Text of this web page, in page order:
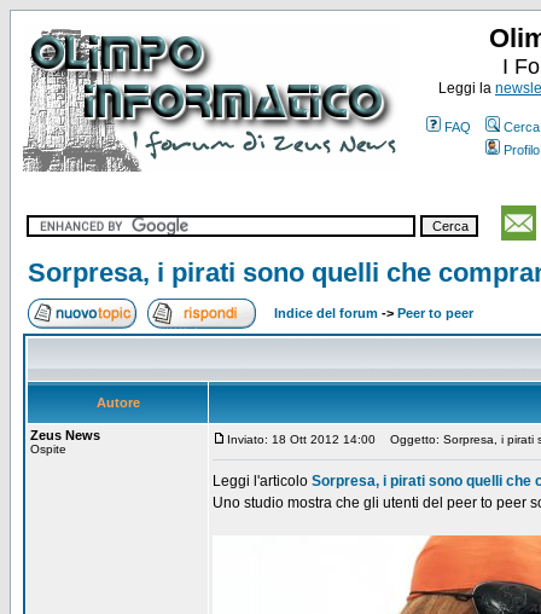
I
Leggi la
FAQ
Cerca
Profilo
Sorpresa, i pirati sono quelli che
Indice del forum -> Peer to peer
Autore
Zeus News
Ospite
Inviato: 18 Ott 2012 14:00 Oggetto: Sorpresa, i pirati
Leggi l'articolo Sorpresa, i pirati sono quelli che
Uno studio mostra che gli utenti del peer to peer